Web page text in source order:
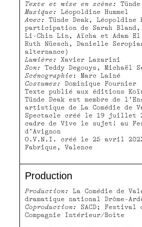
Texte et mise en scène:
Musique:
Léopoldine Hummel
Avec:
Tünde Deak, Léopoldine
participation de Sarah Bland,
Li-Chin Lin, Aïcha et Adam
Ruth Nüesch, Danielle
alternance)
Lumière:
Xavier Lazarini
Son:
Teddy Degouys, Michaël
Scénographie : Marc Lainé
Costumes:
Dominique Fournier
Texte publié aux éditions
Tünde Deak est membre de
artistique de La Comédie de
Spectacle créé le 19 juillet
cadre de Vive le sujet! au
d’Avignon
O.V.N.I. créé le 25 avril
Fabrique, Valence
Production
Production:
La Comédie de
dramatique national Drôme-
Coproduction:
SACD; Festival
Compagnie Intérieur/Boîte